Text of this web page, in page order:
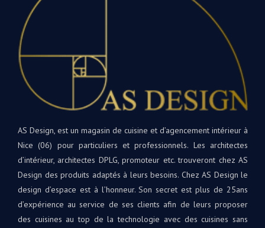
AS Design, est un magasin de cuisine et d’agencement intérieur à
Nice (06) pour particuliers et professionnels. Les architectes
d’intérieur, architectes DPLG, promoteur etc. trouveront chez AS
Design des produits adaptés à leurs besoins. Chez AS Design le
design d’espace est à l’honneur. Son secret est plus de 25ans
d’expérience au service de ses clients afin de leurs proposer
des cuisines au top de la technologie avec des cuisines sans